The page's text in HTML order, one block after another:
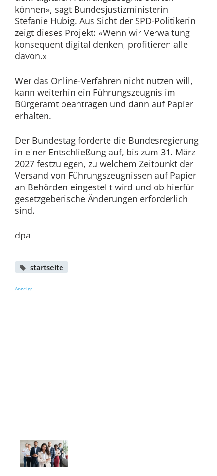
können», sagt Bundesjustizministerin
Stefanie Hubig. Aus Sicht der SPD-Politikerin
zeigt dieses Projekt: «Wenn wir Verwaltung
konsequent digital denken, profitieren alle
davon.»
Wer das Online-Verfahren nicht nutzen will,
kann weiterhin ein Führungszeugnis im
Bürgeramt beantragen und dann auf Papier
erhalten.
Der Bundestag forderte die Bundesregierung
in einer Entschließung auf, bis zum 31. März
2027 festzulegen, zu welchem Zeitpunkt der
Versand von Führungszeugnissen auf Papier
an Behörden eingestellt wird und ob hierfür
gesetzgeberische Änderungen erforderlich
sind.
dpa
startseite
Anzeige